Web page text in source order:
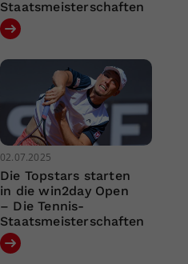
Staatsmeisterschaften
02.07.2025
Die Topstars starten
in die win2day Open
– Die Tennis-
Staatsmeisterschaften